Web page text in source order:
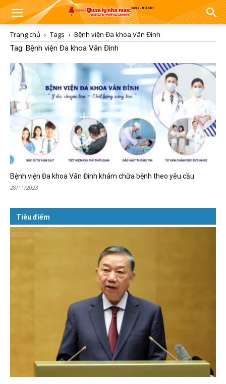
Trang chủ Tags
Bệnh viện Đa khoa Vân Đình
Tag: Bệnh viện Đa khoa Vân Đình
Bệnh viện Đa khoa Vân Đình khám chữa bệnh theo yêu cầu
28/11/2023
Tiêu điểm